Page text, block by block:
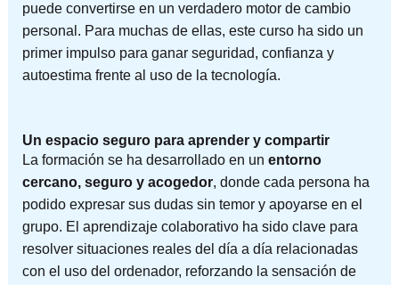
puede convertirse en un verdadero motor de cambio
personal. Para muchas de ellas, este curso ha sido un
primer impulso para ganar seguridad, confianza y
autoestima frente al uso de la tecnología.
Un espacio seguro para aprender y compartir
La formación se ha desarrollado en un entorno
cercano, seguro y acogedor, donde cada persona ha
podido expresar sus dudas sin temor y apoyarse en el
grupo. El aprendizaje colaborativo ha sido clave para
resolver situaciones reales del día a día relacionadas
con el uso del ordenador, reforzando la sensación de